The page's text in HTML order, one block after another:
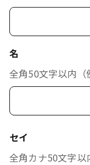
名
全角50文字以内（
セイ
全角カナ50文字以